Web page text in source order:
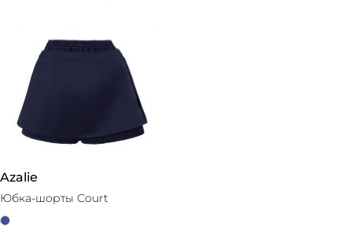
Azalie
Юбка-шорты Court